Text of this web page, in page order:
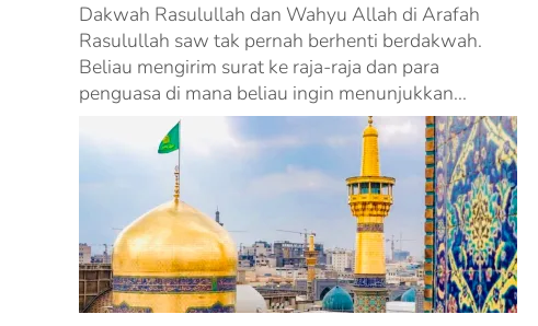
Dakwah Rasulullah dan Wahyu Allah di Arafah
Rasulullah saw tak pernah berhenti berdakwah.
Beliau mengirim surat ke raja-raja dan para
penguasa di mana beliau ingin menunjukkan...